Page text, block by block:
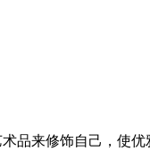
品来修饰自己，使